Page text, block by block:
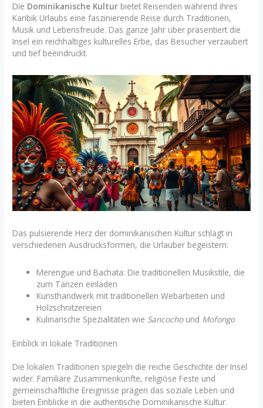
Die Dominikanische Kultur bietet Reisenden während ihres
Karibik Urlaubs eine faszinierende Reise durch Traditionen,
Musik und Lebensfreude. Das ganze Jahr über präsentiert die
Insel ein reichhaltiges kulturelles Erbe, das Besucher verzaubert
und tief beeindruckt.
Das pulsierende Herz der dominikanischen Kultur schlägt in
verschiedenen Ausdrucksformen, die Urlauber begeistern:
Merengue und Bachata: Die traditionellen Musikstile, die
zum Tanzen einladen
Kunsthandwerk mit traditionellen Webarbeiten und
Holzschnitzereien
Kulinarische Spezialitäten wie Sancochound Mofongo
Einblick in lokale Traditionen
Die lokalen Traditionen spiegeln die reiche Geschichte der Insel
wider. Familiäre Zusammenkünfte, religiöse Feste und
gemeinschaftliche Ereignisse prägen das soziale Leben und
bieten Einblicke in die authentische Dominikanische Kultur.